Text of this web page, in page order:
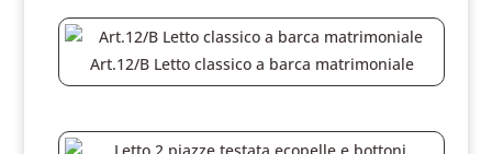
Art.12/B Letto classico a barca matrimoniale